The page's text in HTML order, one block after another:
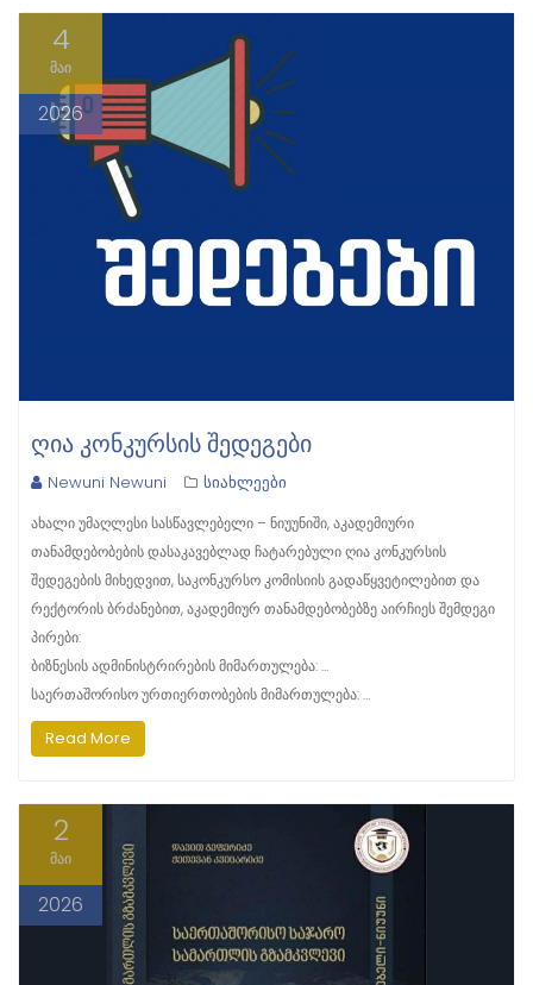
4
მაი
2026
ᲦᲘᲐ ᲙᲝᲜᲙᲣᲠᲡᲘᲡ ᲨᲔᲓᲔᲒᲔᲑᲘ
Newuni Newuni სიახლეები
ახალი უმაღლესი სასწავლებელი – ნიუუნიში, აკადემიური
თანამდებობების დასაკავებლად ჩატარებული ღია კონკურსის
შედეგების მიხედვით, საკონკურსო კომისიის გადაწყვეტილებით და
რექტორის ბრძანებით, აკადემიურ თანამდებობებზე აირჩიეს შემდეგი
პირები:
ბიზნესის ადმინისტრირების მიმართულება: …
საერთაშორისო ურთიერთობების მიმართულება: …
Read More
2
მაი
2026